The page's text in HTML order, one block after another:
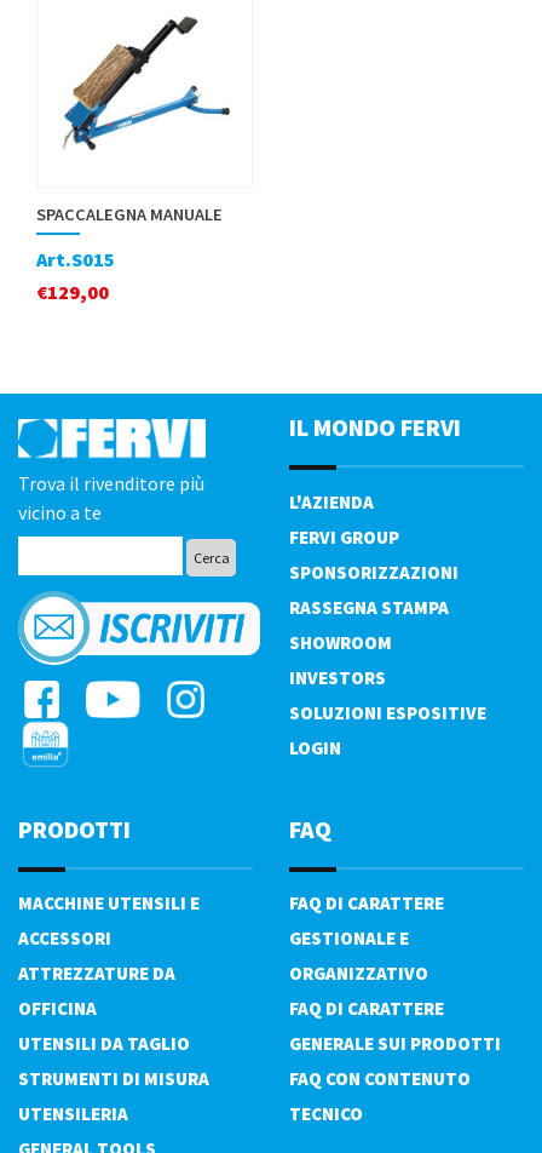
SPACCALEGNA MANUALE
Art.S015
€129,00
Trova il rivenditore più
vicino a te
IL MONDO FERVI
L'AZIENDA
FERVI GROUP
SPONSORIZZAZIONI
RASSEGNA STAMPA
SHOWROOM
INVESTORS
SOLUZIONI ESPOSITIVE
LOGIN
PRODOTTI
MACCHINE UTENSILI E
ACCESSORI
ATTREZZATURE DA
OFFICINA
UTENSILI DA TAGLIO
STRUMENTI DI MISURA
UTENSILERIA
FAQ
FAQ DI CARATTERE
GESTIONALE E
ORGANIZZATIVO
FAQ DI CARATTERE
GENERALE SUI PRODOTTI
FAQ CON CONTENUTO
TECNICO